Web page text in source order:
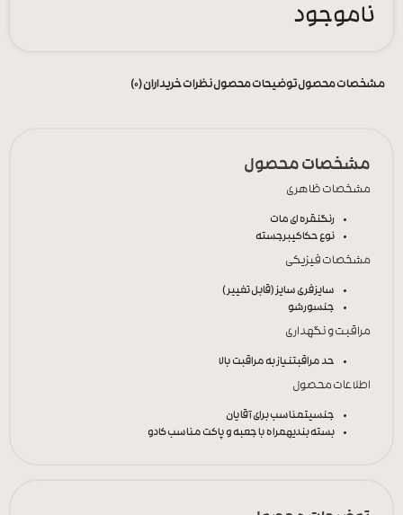
ناموجود
مشخصات محصولتوضیحات محصولنظرات خریداران (0)
مشخصات محصول
مشخصات ظاهری
رنگنقره ای مات
نوع حکاکیبرجسته
مشخصات فیزیکی
سایزفری سایز (قابل تغییر)
جنسورشو
مراقبت و نگهداری
حد مراقبتنیاز به مراقبت بالا
اطلاعات محصول
جنسیتمناسب برای آقایان
بسته بندیهمراه با جعبه و پاکت مناسب کادو